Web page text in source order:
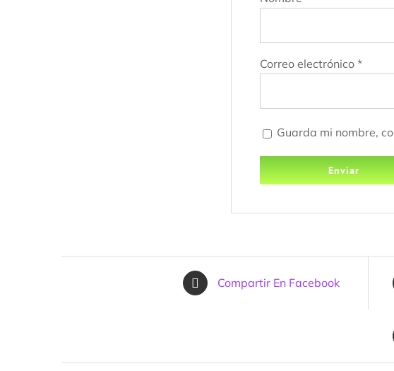
Correo electrónico *
Guarda mi nombre,
Compartir En Facebook